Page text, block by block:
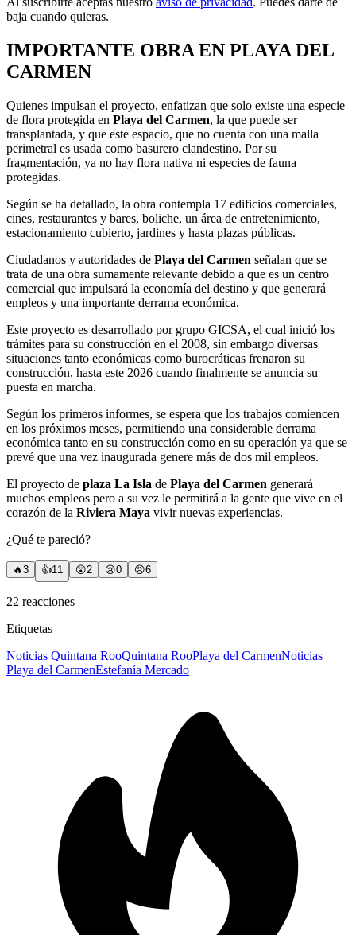
baja cuando quieras.
IMPORTANTE OBRA EN PLAYA DEL
CARMEN
Quienes impulsan el proyecto, enfatizan que solo existe una especie
de flora protegida en Playa del Carmen, la que puede ser
transplantada, y que este espacio, que no cuenta con una malla
perimetral es usada como basurero clandestino. Por su
fragmentación, ya no hay flora nativa ni especies de fauna
protegidas.
Según se ha detallado, la obra contempla 17 edificios comerciales,
cines, restaurantes y bares, boliche, un área de entretenimiento,
estacionamiento cubierto, jardines y hasta plazas públicas.
Ciudadanos y autoridades de Playa del Carmen señalan que se
trata de una obra sumamente relevante debido a que es un centro
comercial que impulsará la economía del destino y que generará
empleos y una importante derrama económica.
Este proyecto es desarrollado por grupo GICSA, el cual inició los
trámites para su construcción en el 2008, sin embargo diversas
situaciones tanto económicas como burocráticas frenaron su
construcción, hasta este 2026 cuando finalmente se anuncia su
puesta en marcha.
Según los primeros informes, se espera que los trabajos comiencen
en los próximos meses, permitiendo una considerable derrama
económica tanto en su construcción como en su operación ya que se
prevé que una vez inaugurada genere más de dos mil empleos.
El proyecto de plaza La Isla de Playa del Carmen generará
muchos empleos pero a su vez le permitirá a la gente que vive en el
corazón de la Riviera Maya vivir nuevas experiencias.
¿Qué te pareció?
🔥3 👍11 😲2 😢0 😠6
22 reacciones
Etiquetas
Noticias Quintana RooQuintana RooPlaya del CarmenNoticias
Playa del CarmenEstefanía Mercado